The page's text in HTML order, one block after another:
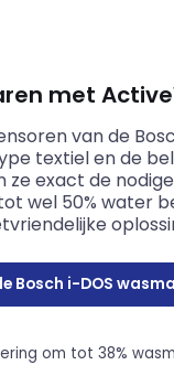
met
van de
textiel en de
ze exact de
wel 50% water
Bosch i-DOS
om tot 38%